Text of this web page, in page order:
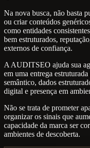
Na nova busca, não basta
ou criar conteúdos
como entidades
bem estruturados,
externos de confiança.
A AUDITSEO ajuda sua
em uma entrega
semântico, dados
digital e presença em
Não se trata de prometer
organizar os sinais que
capacidade da marca ser
ambientes de descoberta.